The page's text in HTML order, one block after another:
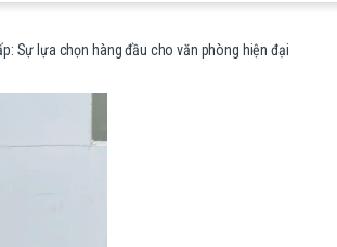
Sự lựa chọn hàng đầu cho văn phòng hiện đại